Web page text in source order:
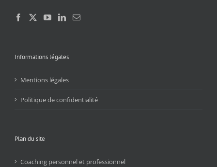
Informations légales
Mentions légales
Politique de confidentialité
Plan du site
Coaching personnel et professionnel